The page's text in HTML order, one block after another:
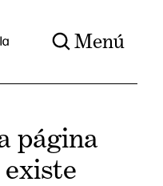
Menú
página
existe